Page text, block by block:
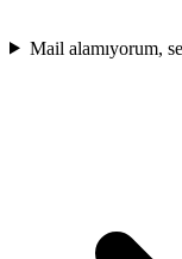
Mail alamıyorum,